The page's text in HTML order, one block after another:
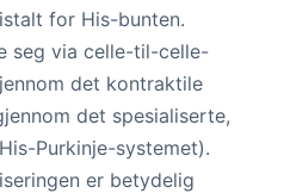
for His-bunten.
seg via celle-til-celle-
det kontraktile
det spesialiserte,
Purkinje-systemet).
er betydelig